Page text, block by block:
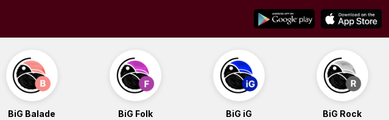
BiG Balade BiG Folk BiG iG BiG Rock